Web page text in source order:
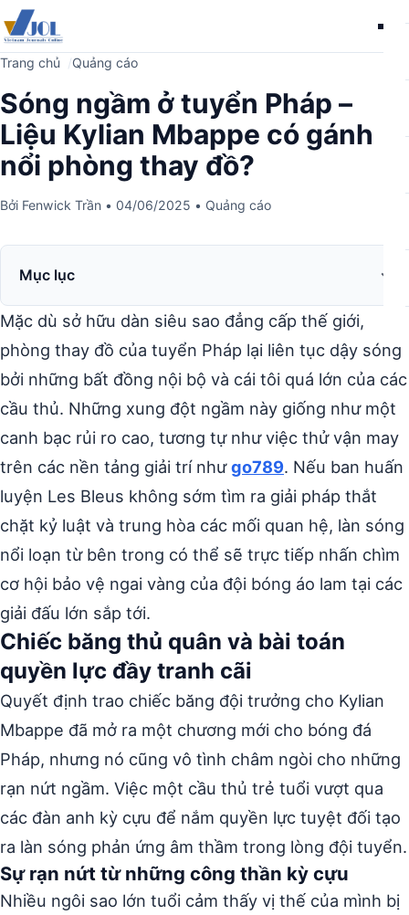
Trang chủ Quảng cáo
Sóng ngầm ở tuyển Pháp –
Liệu Kylian Mbappe có gánh
nổi phòng thay đồ?
Bởi Fenwick Trần • 04/06/2025 • Quảng cáo
Mục lục
Mặc dù sở hữu dàn siêu sao đẳng cấp thế giới,
phòng thay đồ của tuyển Pháp lại liên tục dậy sóng
bởi những bất đồng nội bộ và cái tôi quá lớn của các
cầu thủ. Những xung đột ngầm này giống như một
canh bạc rủi ro cao, tương tự như việc thử vận may
trên các nền tảng giải trí nhưgo789. Nếu ban huấn
luyện Les Bleus không sớm tìm ra giải pháp thắt
chặt kỷ luật và trung hòa các mối quan hệ, làn sóng
nổi loạn từ bên trong có thể sẽ trực tiếp nhấn chìm
cơ hội bảo vệ ngai vàng của đội bóng áo lam tại các
giải đấu lớn sắp tới.
Chiếc băng thủ quân và bài toán
quyền lực đầy tranh cãi
Quyết định trao chiếc băng đội trưởng cho Kylian
Mbappe đã mở ra một chương mới cho bóng đá
Pháp, nhưng nó cũng vô tình châm ngòi cho những
rạn nứt ngầm. Việc một cầu thủ trẻ tuổi vượt qua
các đàn anh kỳ cựu để nắm quyền lực tuyệt đối tạo
ra làn sóng phản ứng âm thầm trong lòng đội tuyển.
Sự rạn nứt từ những công thần kỳ cựu
Nhiều ngôi sao lớn tuổi cảm thấy vị thế của mình bị